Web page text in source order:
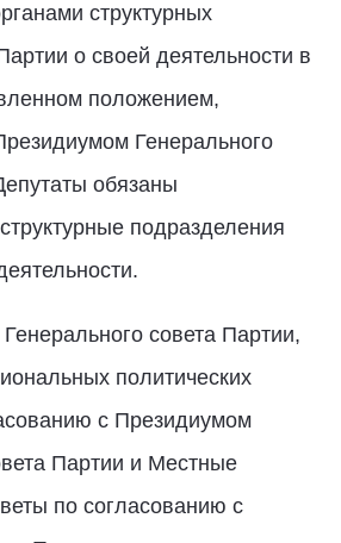
структурных
о своей деятельности в
положением,
Генерального
обязаны
подразделения
совета Партии,
политических
с Президиумом
Партии и Местные
по согласованию с